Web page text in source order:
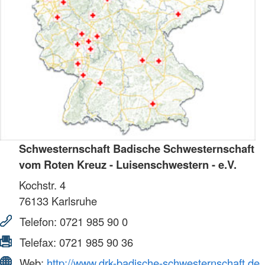
Schwesternschaft Badische Schwesternschaft
vom Roten Kreuz - Luisenschwestern - e.V.
Kochstr. 4
76133 Karlsruhe
Telefon: 0721 985 90 0
Telefax: 0721 985 90 36